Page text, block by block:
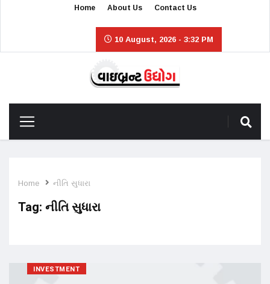
Home About Us Contact Us
10 August, 2026 - 3:32 PM
Home નીતિ સુધારા
Tag: નીતિ સુધારા
INVESTMENT